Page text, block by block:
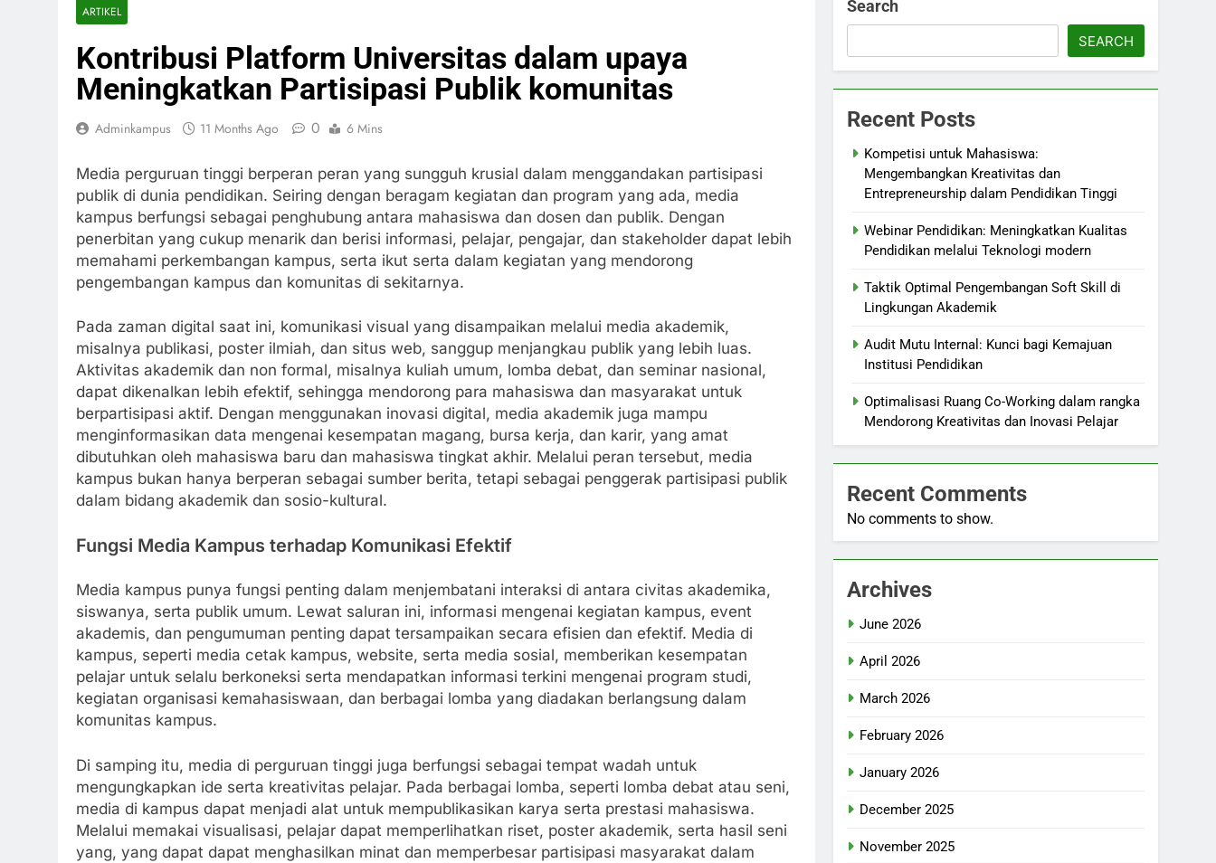
ARTIKEL
Kontribusi Platform Universitas dalam upaya
Meningkatkan Partisipasi Publik komunitas
Adminkampus 11 Months Ago 0 6 Mins
Media perguruan tinggi berperan peran yang sungguh krusial dalam menggandakan partisipasi
publik di dunia pendidikan. Seiring dengan beragam kegiatan dan program yang ada, media
kampus berfungsi sebagai penghubung antara mahasiswa dan dosen dan publik. Dengan
penerbitan yang cukup menarik dan berisi informasi, pelajar, pengajar, dan stakeholder dapat lebih
memahami perkembangan kampus, serta ikut serta dalam kegiatan yang mendorong
pengembangan kampus dan komunitas di sekitarnya.
Pada zaman digital saat ini, komunikasi visual yang disampaikan melalui media akademik,
misalnya publikasi, poster ilmiah, dan situs web, sanggup menjangkau publik yang lebih luas.
Aktivitas akademik dan non formal, misalnya kuliah umum, lomba debat, dan seminar nasional,
dapat dikenalkan lebih efektif, sehingga mendorong para mahasiswa dan masyarakat untuk
berpartisipasi aktif. Dengan menggunakan inovasi digital, media akademik juga mampu
menginformasikan data mengenai kesempatan magang, bursa kerja, dan karir, yang amat
dibutuhkan oleh mahasiswa baru dan mahasiswa tingkat akhir. Melalui peran tersebut, media
kampus bukan hanya berperan sebagai sumber berita, tetapi sebagai penggerak partisipasi publik
dalam bidang akademik dan sosio-kultural.
Fungsi Media Kampus terhadap Komunikasi Efektif
Media kampus punya fungsi penting dalam menjembatani interaksi di antara civitas akademika,
siswanya, serta publik umum. Lewat saluran ini, informasi mengenai kegiatan kampus, event
akademis, dan pengumuman penting dapat tersampaikan secara efisien dan efektif. Media di
kampus, seperti media cetak kampus, website, serta media sosial, memberikan kesempatan
pelajar untuk selalu berkoneksi serta mendapatkan informasi terkini mengenai program studi,
kegiatan organisasi kemahasiswaan, dan berbagai lomba yang diadakan berlangsung dalam
komunitas kampus.
Di samping itu, media di perguruan tinggi juga berfungsi sebagai tempat wadah untuk
mengungkapkan ide serta kreativitas pelajar. Pada berbagai lomba, seperti lomba debat atau seni,
media di kampus dapat menjadi alat untuk mempublikasikan karya serta prestasi mahasiswa.
Melalui memakai visualisasi, pelajar dapat memperlihatkan riset, poster akademik, serta hasil seni
yang, yang dapat dapat menghasilkan minat dan memperbesar partisipasi masyarakat dalam
Search
SEARCH
Recent Posts
Kompetisi untuk Mahasiswa:
Mengembangkan Kreativitas dan
Entrepreneurship dalam Pendidikan Tinggi
Webinar Pendidikan: Meningkatkan Kualitas
Pendidikan melalui Teknologi modern
Taktik Optimal Pengembangan Soft Skill di
Lingkungan Akademik
Audit Mutu Internal: Kunci bagi Kemajuan
Institusi Pendidikan
Optimalisasi Ruang Co-Working dalam rangka
Mendorong Kreativitas dan Inovasi Pelajar
Recent Comments
No comments to show.
Archives
June 2026
April 2026
March 2026
February 2026
January 2026
December 2025
November 2025